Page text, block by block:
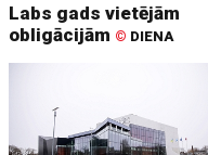
Labs gads vietējām
obligācijām © DIENA